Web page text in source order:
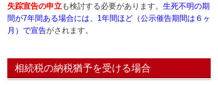
失踪宣告の申立 も検討する必要があります。 生死不明の期
間が7年間ある場合には、1年間ほど（公示催告期間は６ヶ
月）で宣告がされます。
相続税の納税猶予を受ける場合